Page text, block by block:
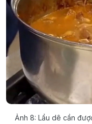
Ảnh 8: Lẩu dê cần